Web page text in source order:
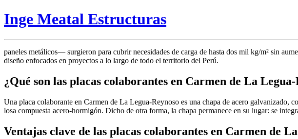
Inge Meatal Estructuras
paneles metálicos— surgieron para cubrir necesidades de carga de hasta dos mil kg/m² sin
diseño enfocados en proyectos a lo largo de todo el territorio del Perú.
¿Qué son las placas colaborantes en Carmen de La Legua-
Una placa colaborante en Carmen de La Legua-Reynoso es una chapa de acero
losa compuesta acero-hormigón. Dicho de otra forma, la chapa permanece en su lugar: se
Ventajas clave de las placas colaborantes en Carmen de